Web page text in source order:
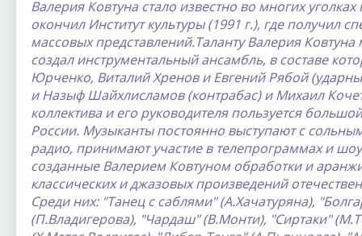
Валерия Ковтуна стало известно во многих
окончил Институт культуры (1991 г.), где получил
массовых представлений.Таланту Валерия
создал инструментальный ансамбль, в составе
Юрченко, Виталий Хренов и Евгений Рябой
и Назыф Шайхлисламов (контрабас) и Михаил
коллектива и его руководителя пользуется
России. Музыканты постоянно выступают с
радио, принимают участие в телепрограммах и
созданные Валерием Ковтуном обработки и
классических и джазовых произведений
Среди них: "Танец с саблями" (А.Хачатуряна),
(П.Владигерова), "Чардаш" (В.Монти), "Сиртаки"